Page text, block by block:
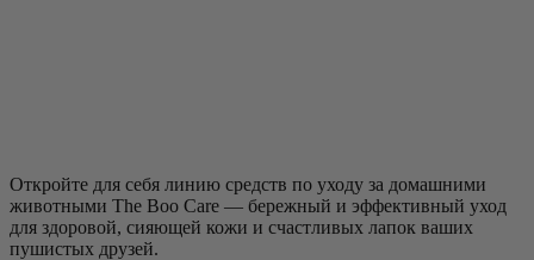
Откройте для себя линию средств по уходу за домашними
животными The Boo Care — бережный и эффективный уход
для здоровой, сияющей кожи и счастливых лапок ваших
пушистых друзей.